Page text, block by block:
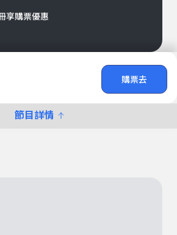
購票去
節目詳情
享購票優惠